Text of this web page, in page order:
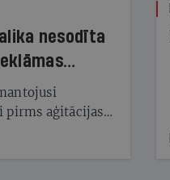
nesodīta
pirms aģitācijas
kas